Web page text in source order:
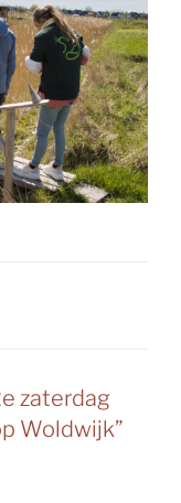
zaterdag
Woldwijk”